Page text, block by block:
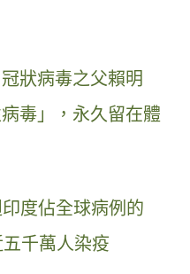
狀病毒之父賴明
毒」，永久留在體
度佔全球病例的
千萬人染疫